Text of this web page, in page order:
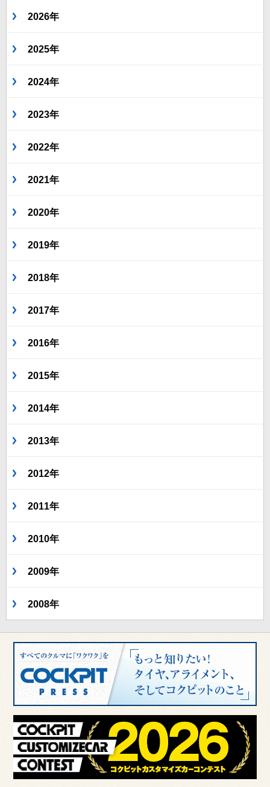
2026年
2025年
2024年
2023年
2022年
2021年
2020年
2019年
2018年
2017年
2016年
2015年
2014年
2013年
2012年
2011年
2010年
2009年
2008年